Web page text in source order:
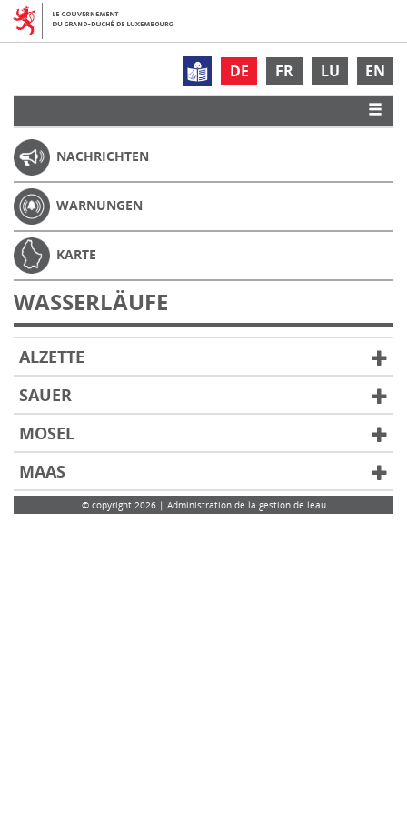
DE FR LU EN
NACHRICHTEN
WARNUNGEN
KARTE
WASSERLÄUFE
ALZETTE
SAUER
MOSEL
MAAS
© copyright 2026 | Administration de la gestion de leau